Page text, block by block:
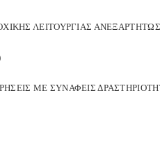
ΛΕΙΤΟΥΡΓΙΑΣ
ΜΕ ΣΥΝΑΦΕΙΣ